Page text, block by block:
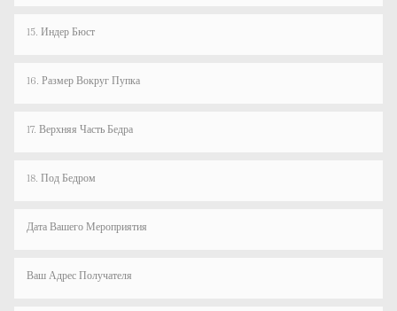
15. Индер Бюст
16. Размер Вокруг Пупка
17. Верхняя Часть Бедра
18. Под Бедром
Дата Вашего Мероприятия
Ваш Адрес Получателя